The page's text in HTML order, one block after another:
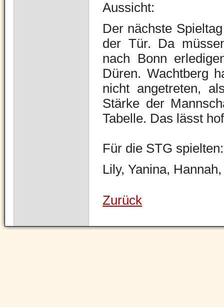
Aussicht:
Der nächste
der Tür. Da
nach Bonn
Düren. Wachtberg
nicht angetreten,
Stärke der
Tabelle. Das lässt
Für die STG spielten:
Lily, Yanina,
Zurück
Navigation